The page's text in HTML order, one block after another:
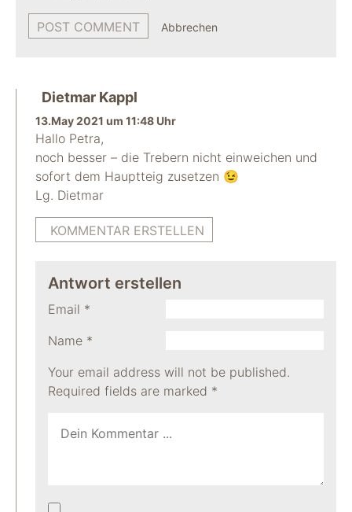
Abbrechen
Dietmar Kappl
13.May 2021 um 11:48 Uhr
Hallo Petra,
noch besser – die Trebern nicht einweichen und
sofort dem Hauptteig zusetzen 😉
Lg. Dietmar
KOMMENTAR ERSTELLEN
Antwort erstellen
Your email address will not be published.
Required fields are marked *
Name *
Email *